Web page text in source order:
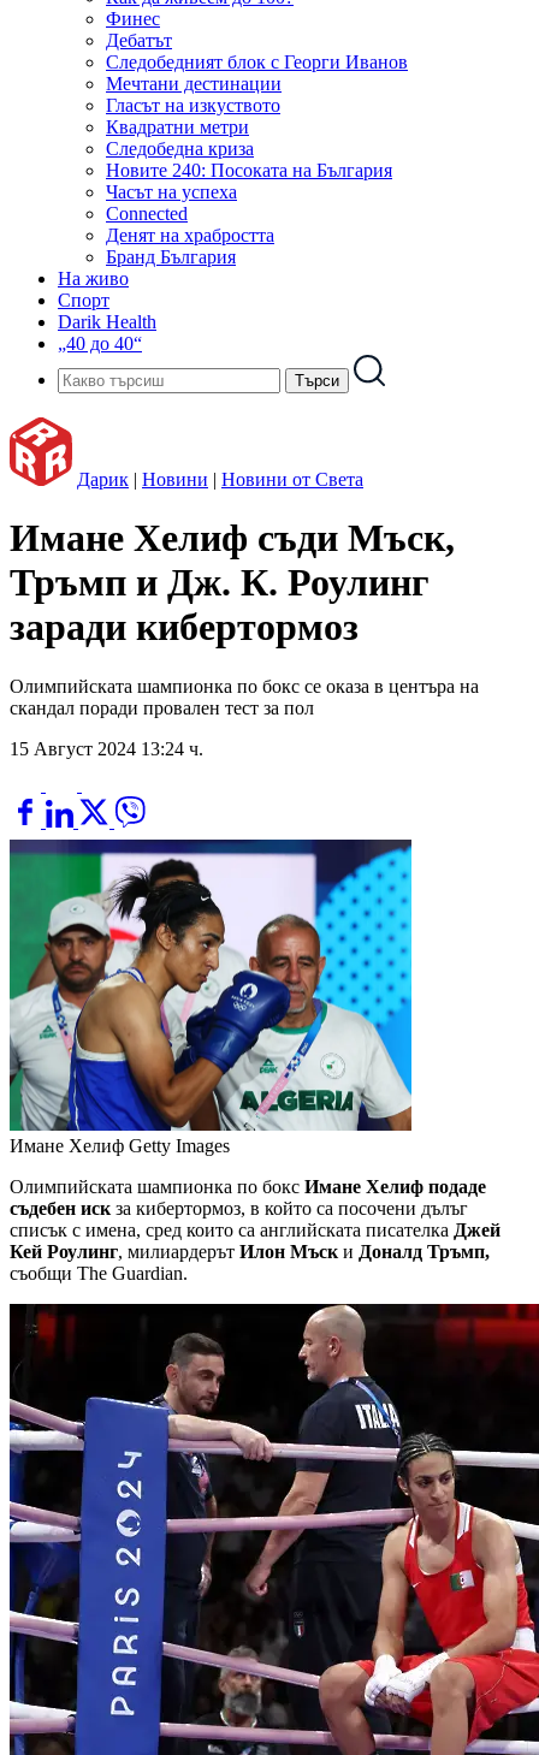
Финес
Дебатът
Следобедният блок с Георги Иванов
Мечтани дестинации
Гласът на изкуството
Квадратни метри
Следобедна криза
Новите 240: Посоката на България
Часът на успеха
Connected
Денят на храбростта
Бранд България
На живо
Спорт
Darik Health
„40 до 40“
Дарик | Новини | Новини от Света
Имане Хелиф съди Мъск,
Тръмп и Дж. К. Роулинг
заради кибертормоз
Олимпийската шампионка по бокс се оказа в центъра на
скандал поради провален тест за пол
15 Август 2024 13:24 ч.
Имане Хелиф Getty Images
Олимпийската шампионка по бокс Имане Хелиф подаде
съдебен иск за кибертормоз, в който са посочени дълъг
списък с имена, сред които са английската писателка Джей
Кей Роулинг, милиардерът Илон Мъск и Доналд Тръмп,
съобщи The Guardian.